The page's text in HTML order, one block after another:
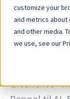
customize your
and metrics
and other media.
we use, see our
Tag:
Indsigt i
samt
at vide om,
og bruge
excellence -